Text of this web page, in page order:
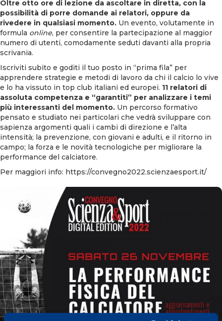
Oltre otto ore di lezione da ascoltare in diretta, con la
possibilità di porre domande ai relatori, oppure da
rivedere in qualsiasi momento. Un evento, volutamente in
formula online, per consentire la partecipazione al maggior
numero di utenti, comodamente seduti davanti alla propria
scrivania.
Iscriviti subito e goditi il tuo posto in “prima fila” per
apprendere strategie e metodi di lavoro da chi il calcio lo vive
e lo ha vissuto in top club italiani ed europei. 11 relatori di
assoluta competenza e “garantiti” per analizzare i temi
più interessanti del momento. Un percorso formativo
pensato e studiato nei particolari che vedrà sviluppare con
sapienza argomenti quali i cambi di direzione e l’alta
intensità; la prevenzione, con giovani e adulti, e il ritorno in
campo; la forza e le novità tecnologiche per migliorare la
performance del calciatore.
Per maggiori info: https://convegno2022.scienzaesport.it/